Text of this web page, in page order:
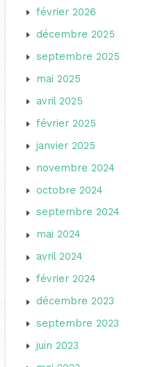
février 2026
décembre 2025
septembre 2025
mai 2025
avril 2025
février 2025
janvier 2025
novembre 2024
octobre 2024
septembre 2024
mai 2024
avril 2024
février 2024
décembre 2023
septembre 2023
juin 2023